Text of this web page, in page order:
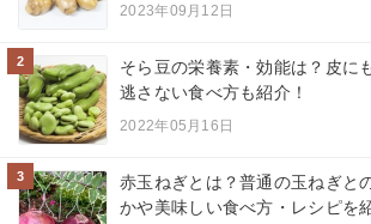
2023年09月12日
2
そら豆の栄養素・効能は？皮に
逃さない食べ方も紹介！
2022年05月16日
3
赤玉ねぎとは？普通の玉ねぎと
かや美味しい食べ方・レシピを